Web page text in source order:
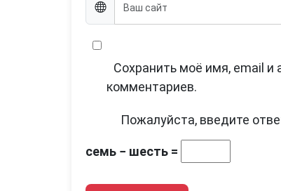
Сохранить моё имя, email
комментариев.
Пожалуйста, введите
семь − шесть =